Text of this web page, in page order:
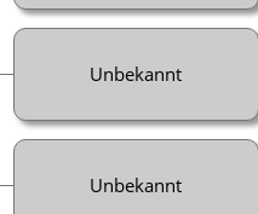
Unbekannt
Unbekannt